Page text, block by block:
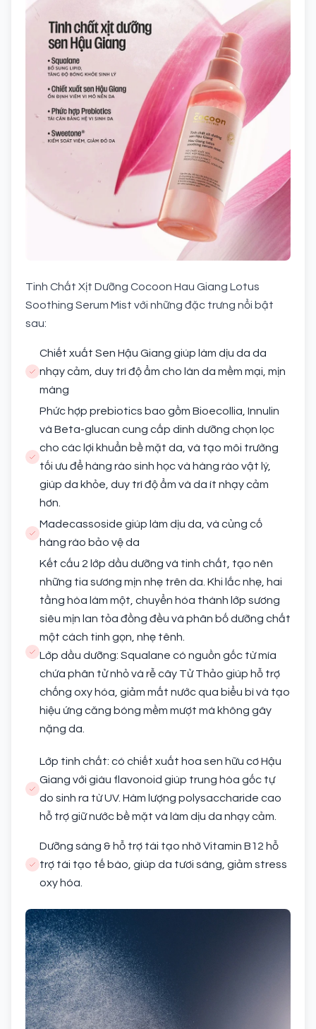
Tinh Chất Xịt Dưỡng Cocoon Hau Giang Lotus
Soothing Serum Mist với những đặc trưng nổi bật
sau:
Chiết xuất Sen Hậu Giang giúp làm dịu da da
nhạy cảm, duy trì độ ẩm cho làn da mềm mại, mịn
màng
Phức hợp prebiotics bao gồm Bioecollia, Innulin
và Beta-glucan cung cấp dinh dưỡng chọn lọc
cho các lợi khuẩn bề mặt da, và tạo môi trường
tối ưu để hàng rào sinh học và hàng rào vật lý,
giúp da khỏe, duy trì độ ẩm và da ít nhạy cảm
hơn.
Madecassoside giúp làm dịu da, và củng cố
hàng rào bảo vệ da
Kết cấu 2 lớp dầu dưỡng và tinh chất, tạo nên
những tia sương mịn nhẹ trên da. Khi lắc nhẹ, hai
tầng hòa làm một, chuyển hóa thành lớp sương
siêu mịn lan tỏa đồng đều và phân bố dưỡng chất
một cách tinh gọn, nhẹ tênh.
Lớp dầu dưỡng: Squalane có nguồn gốc từ mía
chứa phân tử nhỏ và rễ cây Tử Thảo giúp hỗ trợ
chống oxy hóa, giảm mất nước qua biểu bì và tạo
hiệu ứng căng bóng mềm mượt mà không gây
nặng da.
Lớp tinh chất: có chiết xuất hoa sen hữu cơ Hậu
Giang với giàu flavonoid giúp trung hòa gốc tự
do sinh ra từ UV. Hàm lượng polysaccharide cao
hỗ trợ giữ nước bề mặt và làm dịu da nhạy cảm.
Dưỡng sáng & hỗ trợ tái tạo nhờ Vitamin B12 hỗ
trợ tái tạo tế bào, giúp da tươi sáng, giảm stress
oxy hóa.​​​​​​